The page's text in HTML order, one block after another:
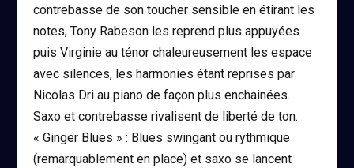
contrebasse de son toucher sensible en étirant les
notes, Tony Rabeson les reprend plus appuyées
puis Virginie au ténor chaleureusement les espace
avec silences, les harmonies étant reprises par
Nicolas Dri au piano de façon plus enchainées.
Saxo et contrebasse rivalisent de liberté de ton.
« Ginger Blues » : Blues swingant ou rythmique
(remarquablement en place) et saxo se lancent